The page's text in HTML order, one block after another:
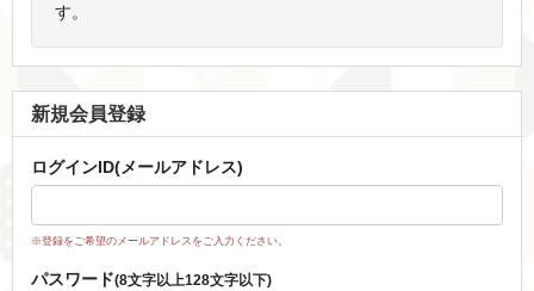
す。
新規会員登録
ログインID(メールアドレス)
※登録をご希望のメールアドレスをご入力ください。
パスワード(8文字以上128文字以下)